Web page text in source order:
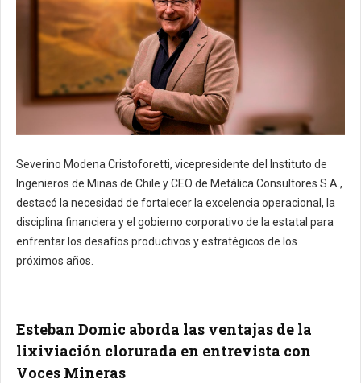
Severino Modena Cristoforetti, vicepresidente del Instituto de
Ingenieros de Minas de Chile y CEO de Metálica Consultores S.A.,
destacó la necesidad de fortalecer la excelencia operacional, la
disciplina financiera y el gobierno corporativo de la estatal para
enfrentar los desafíos productivos y estratégicos de los
próximos años.
Esteban Domic aborda las ventajas de la
lixiviación clorurada en entrevista con
Voces Mineras